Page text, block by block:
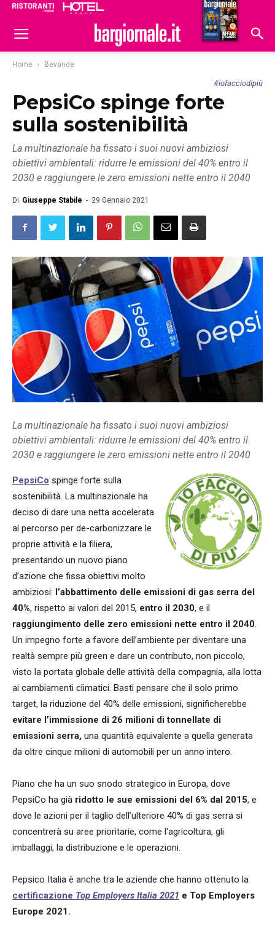
Hoteldomani
Home Bevande
#iofacciodipiù
PepsiCo spinge forte
sulla sostenibilità
La multinazionale ha fissato i suoi nuovi ambiziosi
obiettivi ambientali: ridurre le emissioni del 40% entro il
2030 e raggiungere le zero emissioni nette entro il 2040
Di Giuseppe Stabile - 29 Gennaio 2021
La multinazionale ha fissato i suoi nuovi ambiziosi
obiettivi ambientali: ridurre le emissioni del 40% entro il
2030 e raggiungere le zero emissioni nette entro il 2040
PepsiCo spinge forte sulla
sostenibilità. La multinazionale ha
deciso di dare una netta accelerata
al percorso per de-carbonizzare le
proprie attività e la filiera,
presentando un nuovo piano
d’azione che fissa obiettivi molto
ambiziosi: l’abbattimento delle emissioni di gas serra del
40%, rispetto ai valori del 2015, entro il 2030, e il
raggiungimento delle zero emissioni nette entro il 2040.
Un impegno forte a favore dell’ambiente per diventare una
realtà sempre più green e dare un contributo, non piccolo,
visto la portata globale delle attività della compagnia, alla lotta
ai cambiamenti climatici. Basti pensare che il solo primo
target, la riduzione del 40% delle emissioni, significherebbe
evitare l’immissione di 26 milioni di tonnellate di
emissioni serra, una quantità equivalente a quella generata
da oltre cinque milioni di automobili per un anno intero.
Piano che ha un suo snodo strategico in Europa, dove
PepsiCo ha già ridotto le sue emissioni del 6% dal 2015, e
dove le azioni per il taglio dell’ulteriore 40% di gas serra si
concentrerà su aree prioritarie, come l'agricoltura, gli
imballaggi, la distribuzione e le operazioni.
Pepsico Italia è anche tra le aziende che hanno ottenuto la
certificazione Top Employers Italia 2021 e Top Employers
Europe 2021.